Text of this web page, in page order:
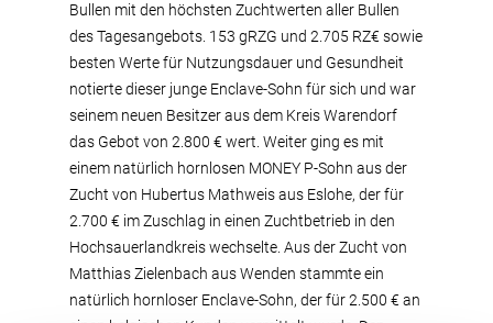
Bullen mit den höchsten Zuchtwerten aller Bullen
des Tagesangebots. 153 gRZG und 2.705 RZ€ sowie
besten Werte für Nutzungsdauer und Gesundheit
notierte dieser junge Enclave-Sohn für sich und war
seinem neuen Besitzer aus dem Kreis Warendorf
das Gebot von 2.800 € wert. Weiter ging es mit
einem natürlich hornlosen MONEY P-Sohn aus der
Zucht von Hubertus Mathweis aus Eslohe, der für
2.700 € im Zuschlag in einen Zuchtbetrieb in den
Hochsauerlandkreis wechselte. Aus der Zucht von
Matthias Zielenbach aus Wenden stammte ein
natürlich hornloser Enclave-Sohn, der für 2.500 € an